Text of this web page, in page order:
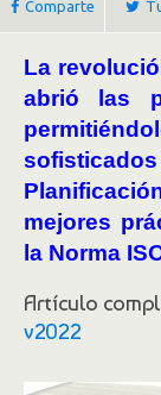
Comparte
La
abrió las
mejores
la Norma
Artículo
v2022